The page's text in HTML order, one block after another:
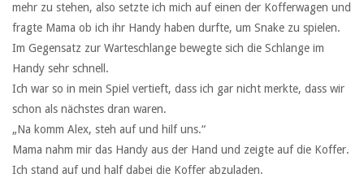
mehr zu stehen, also setzte ich mich auf einen der Kofferwagen und
fragte Mama ob ich ihr Handy haben durfte, um Snake zu spielen.
Im Gegensatz zur Warteschlange bewegte sich die Schlange im
Handy sehr schnell.
Ich war so in mein Spiel vertieft, dass ich gar nicht merkte, dass wir
schon als nächstes dran waren.
„Na komm Alex, steh auf und hilf uns.“
Mama nahm mir das Handy aus der Hand und zeigte auf die Koffer.
Ich stand auf und half dabei die Koffer abzuladen.